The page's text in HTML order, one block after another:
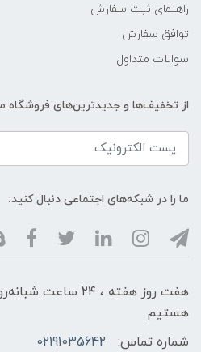
راهنمای ثبت سفارش
توافق سفارش
سوالات متداول
از تخفیف‌ها و جدیدترین‌های فروشگاه
ما را در شبکه‌های اجتماعی دنبال کنید:
هفت روز هفته ، ۲۴
هستیم
شماره تماس:
02191035642